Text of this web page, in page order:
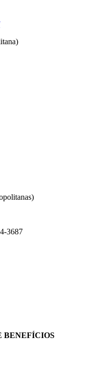
3687
BENEFÍCIOS